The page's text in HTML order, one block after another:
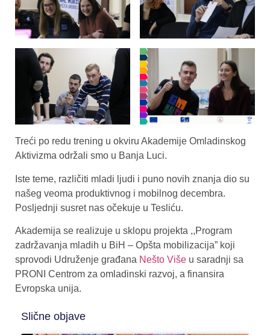
Treći po redu trening u okviru Akademije Omladinskog
Aktivizma održali smo u Banja Luci.
Iste teme, različiti mladi ljudi i puno novih znanja dio su
našeg veoma produktivnog i mobilnog decembra.
Posljednji susret nas očekuje u Tesliću.
Akademija se realizuje u sklopu projekta ,,Program
zadržavanja mladih u BiH – Opšta mobilizacija” koji
sprovodi Udruženje građana Nešto Više u saradnji sa
PRONI Centrom za omladinski razvoj, a finansira
Evropska unija.
Slične objave